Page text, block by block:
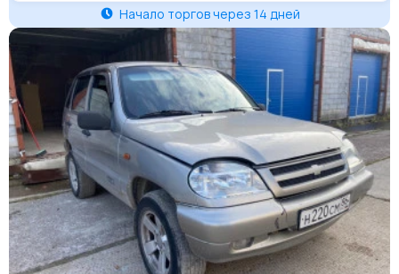
Начало торгов через 14 дней